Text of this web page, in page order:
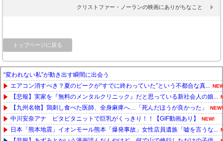
クリストファー・ノーランの映画にありがちなこと
トップページに戻る
“変われない私”が動き出す瞬間に出会う
エアコン消すべき？夏のピークが“すでに終わっていた”という不都合な真...
【悲報】実家を『無料のメンタルクリニック』だと思っている新社会人の娘...
【九州名物】鶏刺し食べた医師、全身麻痺へ…「死んだほうが良かった」 NEW!
中川安奈アナ ピタピタニットで巨乳がくっきり！！【GIF動画あり】 NEW!
日本「熊本地震」イオンモール熊本「爆発事故」女性店員遺族「嘘を言うな...